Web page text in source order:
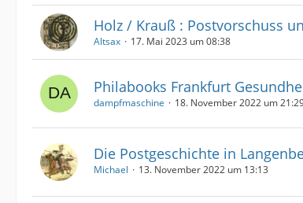
Holz / Krauß : Postvorschuss
Altsax 17. Mai 2023 um 08:38
Philabooks Frankfurt
dampfmaschine 18. November 2022 um
Die Postgeschichte in
Michael 13. November 2022 um 13:13